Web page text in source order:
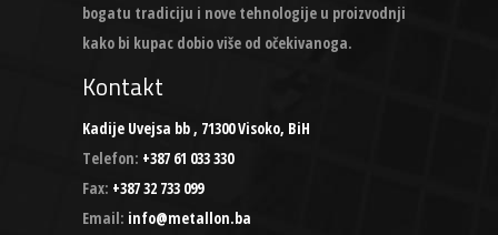
bogatu tradiciju i nove tehnologije u proizvodnji
kako bi kupac dobio više od očekivanoga.
Kontakt
Kadije Uvejsa bb , 71300 Visoko, BiH
Telefon: +387 61 033 330
Fax: +387 32 733 099
Email: info@metallon.ba